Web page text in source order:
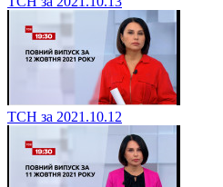
ТСН за 2021.10.12